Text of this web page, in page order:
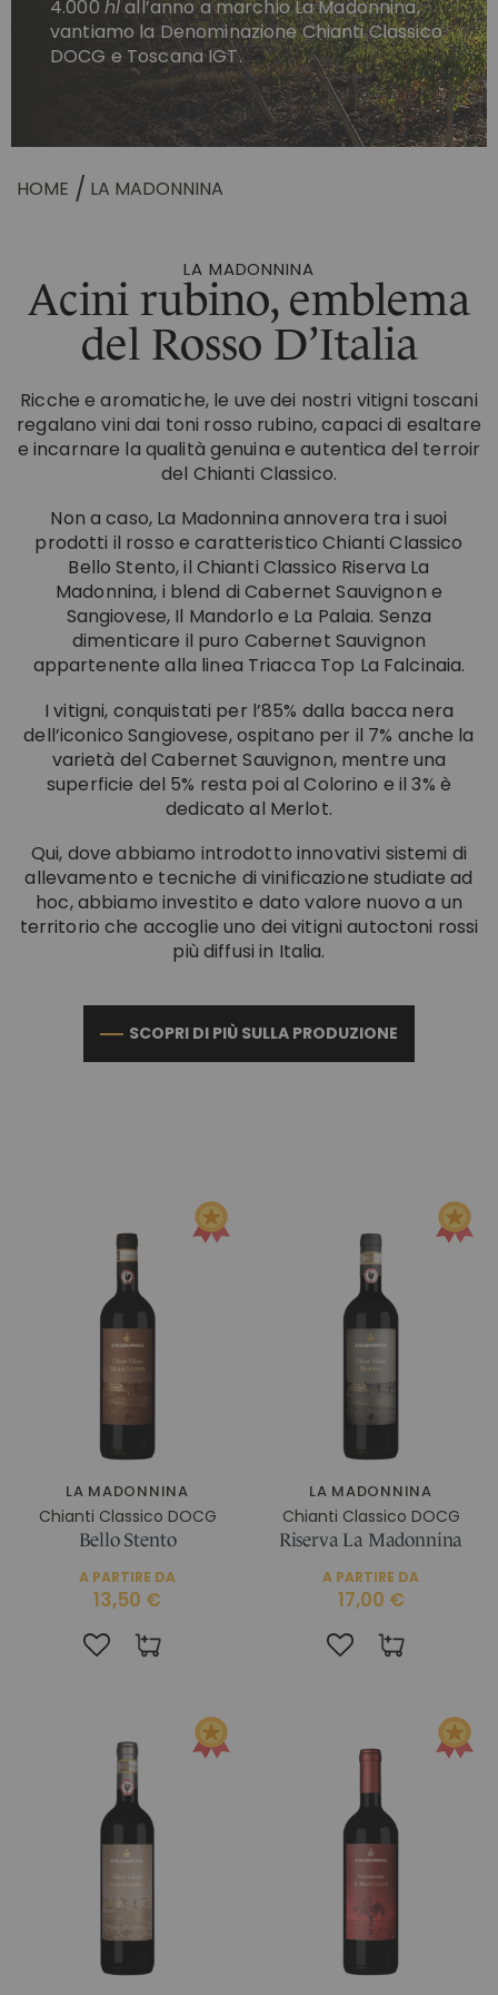
SANTAVENERE
ALTRI MARCHI
TUTTI I PRODOTTI
MOSCATI E
SPUMANTI
DISTILLATI
TUTTI I PRODOTTI
ACCESSORI
COSMESI
TUTTE LE IDEE REGALO
Tenuta Santavenere
NEL CHIANTI CLASSICO
Tenuta La Madonnina
TUTTE LE ESPERIENZE
LE TENUTE
TENUTA LA MADONNINA
PRIVACY POLICY
COOKIE POLICY
4.000 hlall’anno a marchio La Madonnina,
vantiamo la Denominazione Chianti Classico
DOCG e Toscana IGT.
HOME LA MADONNINA
LA MADONNINA
Acini rubino, emblema
del Rosso D’Italia
Ricche e aromatiche, le uve dei nostri vitigni toscani
regalano vini dai toni rosso rubino, capaci di esaltare
e incarnare la qualità genuina e autentica del terroir
del Chianti Classico.
Non a caso, La Madonnina annovera tra i suoi
prodotti il rosso e caratteristico Chianti Classico
Bello Stento, il Chianti Classico Riserva La
Madonnina, i blend di Cabernet Sauvignon e
Sangiovese, Il Mandorlo e La Palaia. Senza
dimenticare il puro Cabernet Sauvignon
appartenente alla linea Triacca Top La Falcinaia.
I vitigni, conquistati per l’85% dalla bacca nera
dell’iconico Sangiovese, ospitano per il 7% anche la
varietà del Cabernet Sauvignon, mentre una
superficie del 5% resta poi al Colorino e il 3% è
dedicato al Merlot.
Qui, dove abbiamo introdotto innovativi sistemi di
allevamento e tecniche di vinificazione studiate ad
hoc, abbiamo investito e dato valore nuovo a un
territorio che accoglie uno dei vitigni autoctoni rossi
più diffusi in Italia.
SCOPRI DI PIÙ SULLA PRODUZIONE
LA MADONNINA
Chianti Classico DOCG
Bello Stento
A PARTIRE DA
13,50 €
LA MADONNINA
Chianti Classico DOCG
Riserva La Madonnina
A PARTIRE DA
17,00 €